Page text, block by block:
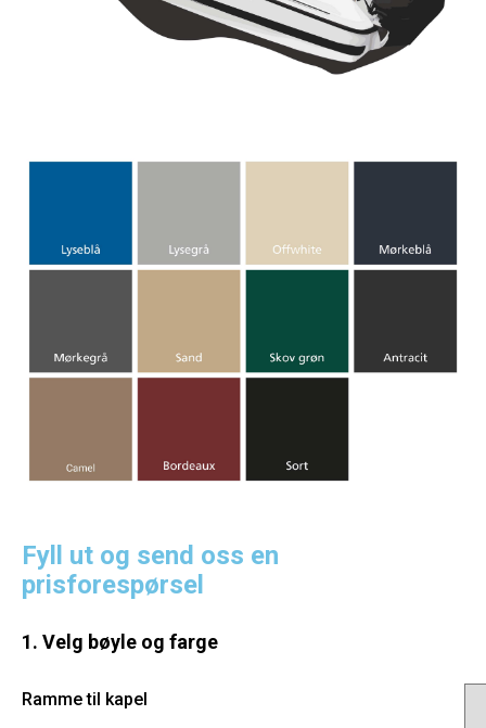
Fyll ut og send oss en
prisforespørsel
1. Velg bøyle og farge
Ramme til kapel